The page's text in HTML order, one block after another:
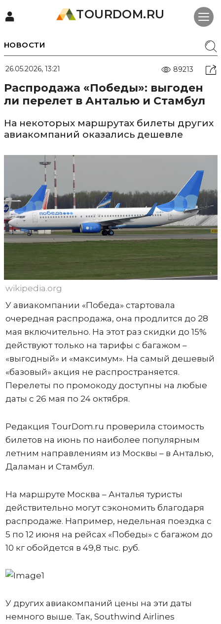
TOURDOM.RU
НОВОСТИ
26.05.2026, 13:21 89213
Распродажа «Победы»: выгоден
ли перелет в Анталью и Стамбул
На некоторых маршрутах билеты других
авиакомпаний оказались дешевле
wikipedia.org
У авиакомпании «Победа» стартовала
очередная распродажа, она продлится до 28
мая включительно. На этот раз скидки до 15%
действуют только на тарифы с багажом –
«выгодный» и «максимум». На самый дешевый
«базовый» акция не распространяется.
Перелеты по промокоду доступны на любые
даты с 26 мая по 24 октября.
Редакция TourDom.ru проверила стоимость
билетов на июнь по наиболее популярным
летним направлениям из Москвы – в Анталью,
Даламан и Стамбул.
На маршруте Москва – Анталья туристы
действительно могут сэкономить благодаря
распродаже. Например, недельная поездка с
5 по 12 июня на рейсах «Победы» с багажом до
10 кг обойдется в 49,8 тыс. руб.
У других авиакомпаний цены на эти даты
немного выше. Так, Southwind Airlines